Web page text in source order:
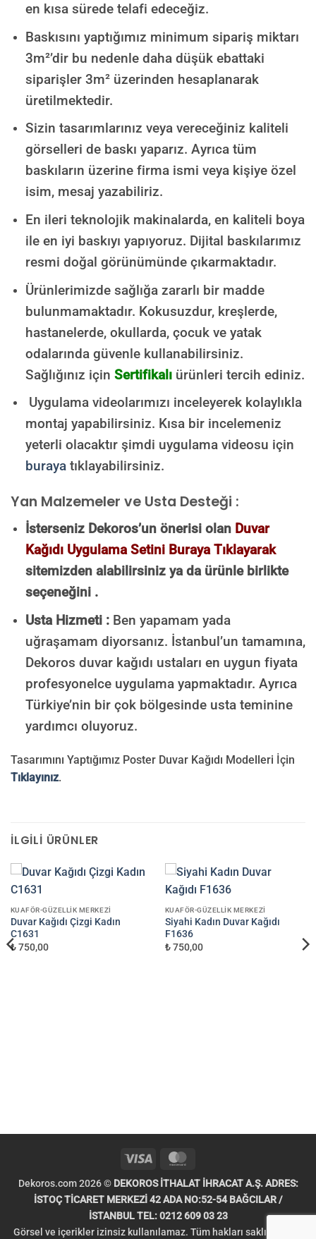
en kısa sürede telafi edeceğiz.
Baskısını yaptığımız minimum sipariş miktarı
3m²’dir bu nedenle daha düşük ebattaki
siparişler 3m² üzerinden hesaplanarak
üretilmektedir.
Sizin tasarımlarınız veya vereceğiniz kaliteli
görselleri de baskı yaparız. Ayrıca tüm
baskıların üzerine firma ismi veya kişiye özel
isim, mesaj yazabiliriz.
En ileri teknolojik makinalarda, en kaliteli boya
ile en iyi baskıyı yapıyoruz. Dijital baskılarımız
resmi doğal görünümünde çıkarmaktadır.
Ürünlerimizde sağlığa zararlı bir madde
bulunmamaktadır. Kokusuzdur, kreşlerde,
hastanelerde, okullarda, çocuk ve yatak
odalarında güvenle kullanabilirsiniz.
Sağlığınız için Sertifikalıürünleri tercih ediniz.
Uygulama videolarımızı inceleyerek kolaylıkla
montaj yapabilirsiniz. Kısa bir incelemeniz
yeterli olacaktır şimdi uygulama videosu için
burayatıklayabilirsiniz.
Yan Malzemeler ve Usta Desteği :
İsterseniz Dekoros’un önerisi olan Duvar
Kağıdı Uygulama Setini Buraya Tıklayarak
sitemizden alabilirsiniz ya da ürünle birlikte
seçeneğini .
Usta Hizmeti :Ben yapamam yada
uğraşamam diyorsanız. İstanbul’un tamamına,
Dekoros duvar kağıdı ustaları en uygun fiyata
profesyonelce uygulama yapmaktadır. Ayrıca
Türkiye’nin bir çok bölgesinde usta teminine
yardımcı oluyoruz.
Tasarımını Yaptığımız Poster Duvar Kağıdı Modelleri İçin
Tıklayınız.
İLGILI ÜRÜNLER
KUAFÖR-GÜZELLIK MERKEZI
Duvar Kağıdı Çizgi Kadın
C1631
₺ 750,00
KUAFÖR-GÜZELLIK MERKEZI
Siyahi Kadın Duvar Kağıdı
F1636
₺ 750,00
Visa
Dekoros.com 2026 © DEKOROS İTHALAT İHRACAT A.Ş. ADRES:
İSTOÇ TİCARET MERKEZİ 42 ADA NO:52-54 BAĞCILAR /
İSTANBUL TEL: 0212 609 03 23
Görsel ve içerikler izinsiz kullanılamaz. Tüm hakları saklıdır. Telif